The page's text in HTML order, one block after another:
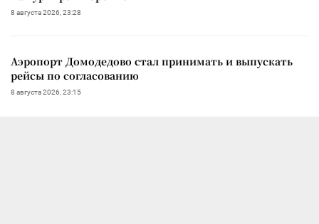
8 августа 2026, 23:28
Аэропорт Домодедово стал принимать и выпускать
рейсы по согласованию
8 августа 2026, 23:15